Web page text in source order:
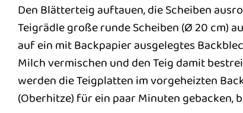
Den Blätterteig auftauen, die Scheiben
Teigrädle große runde Scheiben (Ø 20 cm)
auf ein mit Backpapier ausgelegtes
Milch vermischen und den Teig damit
werden die Teigplatten im vorgeheizten
(Oberhitze) für ein paar Minuten gebacken,